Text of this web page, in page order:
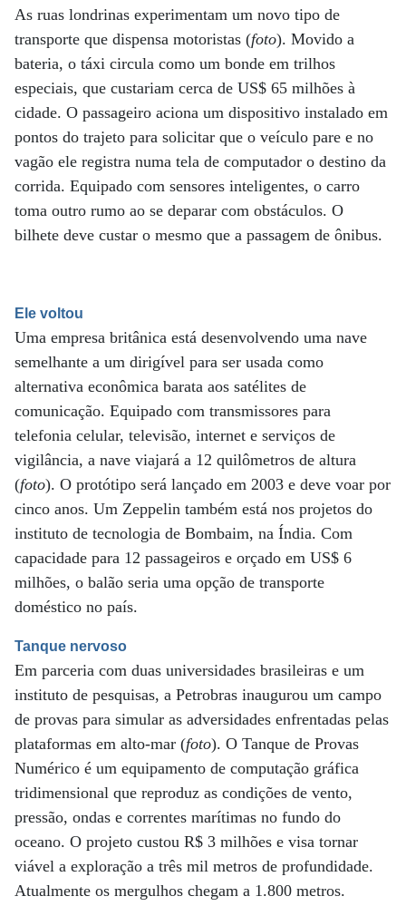
As ruas londrinas experimentam um novo tipo de
transporte que dispensa motoristas (foto). Movido a
bateria, o táxi circula como um bonde em trilhos
especiais, que custariam cerca de US$ 65 milhões à
cidade. O passageiro aciona um dispositivo instalado em
pontos do trajeto para solicitar que o veículo pare e no
vagão ele registra numa tela de computador o destino da
corrida. Equipado com sensores inteligentes, o carro
toma outro rumo ao se deparar com obstáculos. O
bilhete deve custar o mesmo que a passagem de ônibus.
Ele voltou
Uma empresa britânica está desenvolvendo uma nave
semelhante a um dirigível para ser usada como
alternativa econômica barata aos satélites de
comunicação. Equipado com transmissores para
telefonia celular, televisão, internet e serviços de
vigilância, a nave viajará a 12 quilômetros de altura
(foto). O protótipo será lançado em 2003 e deve voar por
cinco anos. Um Zeppelin também está nos projetos do
instituto de tecnologia de Bombaim, na Índia. Com
capacidade para 12 passageiros e orçado em US$ 6
milhões, o balão seria uma opção de transporte
doméstico no país.
Tanque nervoso
Em parceria com duas universidades brasileiras e um
instituto de pesquisas, a Petrobras inaugurou um campo
de provas para simular as adversidades enfrentadas pelas
plataformas em alto-mar (foto). O Tanque de Provas
Numérico é um equipamento de computação gráfica
tridimensional que reproduz as condições de vento,
pressão, ondas e correntes marítimas no fundo do
oceano. O projeto custou R$ 3 milhões e visa tornar
viável a exploração a três mil metros de profundidade.
Atualmente os mergulhos chegam a 1.800 metros.